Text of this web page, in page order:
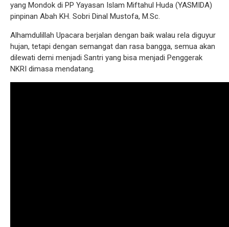
yang Mondok di PP Yayasan Islam Miftahul Huda (YASMIDA)
pinpinan Abah KH. Sobri Dinal Mustofa, M.Sc.
Alhamdulillah Upacara berjalan dengan baik walau rela diguyur
hujan, tetapi dengan semangat dan rasa bangga, semua akan
dilewati demi menjadi Santri yang bisa menjadi Penggerak
NKRI dimasa mendatang.